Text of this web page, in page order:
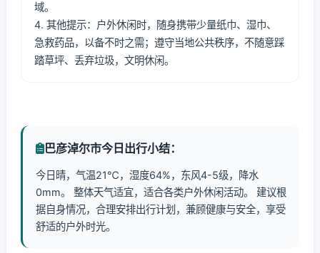
域。
4. 其他提示：户外休闲时，随身携带少量纸巾、湿巾、
急救药品，以备不时之需；遵守当地公共秩序，不随意踩
踏草坪、丢弃垃圾，文明休闲。
巴彦淖尔市今日出行小结：
今日晴，气温21℃，湿度64%，东风4-5级，降水
0mm。 整体天气适宜，适合各类户外休闲活动。 建议根
据自身情况，合理安排出行计划，兼顾健康与安全，享受
舒适的户外时光。